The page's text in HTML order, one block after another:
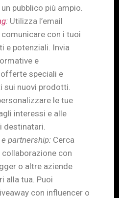
pubblico più ampio.
: Utilizza l’email
con i tuoi
e potenziali. Invia
e
speciali e
sui nuovi prodotti.
le tue
interessi e alle
destinatari.
partnership: Cerca
con
o altre aziende
alla tua. Puoi
con influencer o